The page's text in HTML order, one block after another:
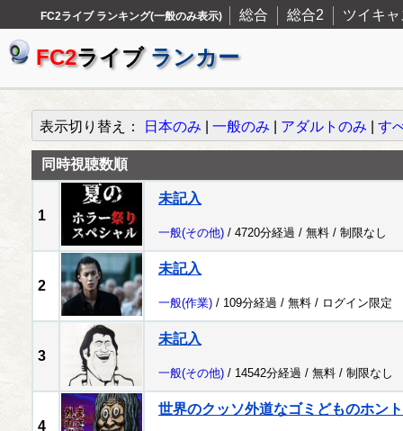
FC2ライブ ランキング(一般のみ表示) 総合 総合2 ツイキャ
FC2ライブ ランカー
表示切り替え： 日本のみ 一般のみ アダルトのみ す
同時視聴数順
1
未記入
一般(その他) / 4720分経過 / 無料 / 制限なし
2
未記入
一般(作業) / 109分経過 / 無料 / ログイン限定
3
未記入
一般(その他) / 14542分経過 / 無料 / 制限なし
4
世界のクッソ外道なゴミどものホン